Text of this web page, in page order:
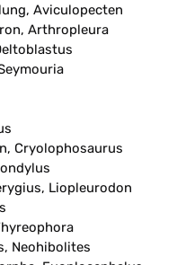
Aviculopecten
Arthropleura
Cryolophosaurus
Liopleurodon
Neohibolites